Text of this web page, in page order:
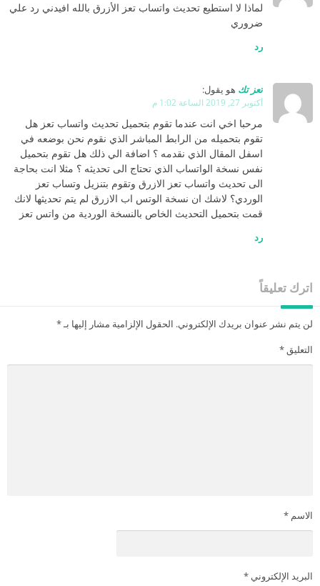
لماذا لا استطيع تحديث واتساب تعز الأزرق بالله افيدني رد علي
ضروري
رد
تعز تك هو يقول:
أكتوبر 27, 2019 الساعة 1:02 م
مرحبا اخي انت عندما تقوم بتحميل تحديث واتساب تعز هل
تقوم بتحميله من الرابط المباشر الذي نقوم نحن بوضعه في
اسفل المقال الذي نقدمه ؟ اضافة الي ذلك هل تقوم بتحميل
نفس نسخة الواتساب الذي تحتاج الى تحديثه ؟ مثلا انت بحاجة
الى تحديث واتساب تعز الازرق وتقوم بتنزيل وتساب تعز
الوردي؟ لاشك ان نسخة الوتس اب الازرق لم يتم تحديثها لانك
قمت بتحميل التحديث الخاص بالنسخة الوردية من واتس تعز
رد
اترك تعليقاً
لن يتم نشر عنوان بريدك الإلكتروني. الحقول الإلزامية مشار إليها بـ*
التعليق *
الاسم *
البريد الإلكتروني *